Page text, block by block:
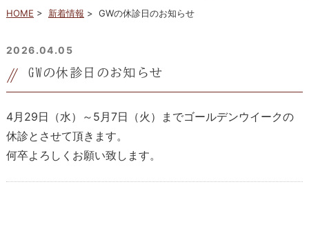
HOME > 新着情報 > GWの休診日のお知らせ
2026.04.05
GWの休診日のお知らせ
4月29日（水）～5月7日（火）までゴールデンウイークの
休診とさせて頂きます。
何卒よろしくお願い致します。